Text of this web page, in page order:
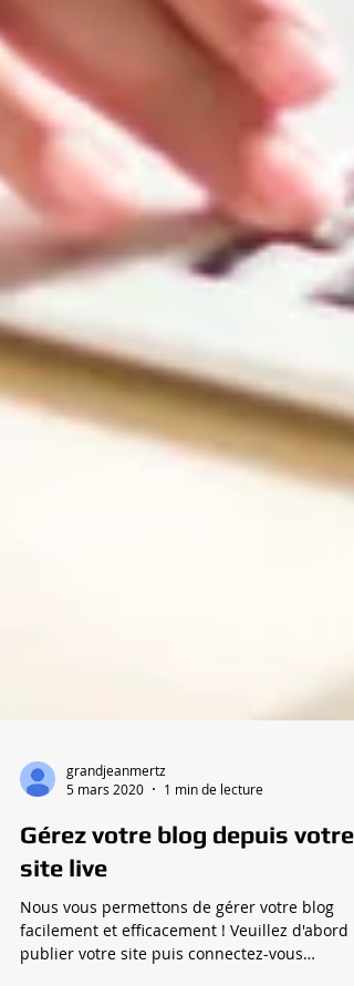
5 mars 2020
1 min de lecture
Gérez votre blog depuis votre
site live
Nous vous permettons de gérer votre blog